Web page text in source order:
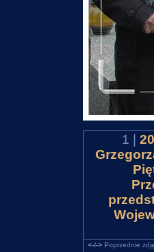
1 |
<-/->Poprzednie